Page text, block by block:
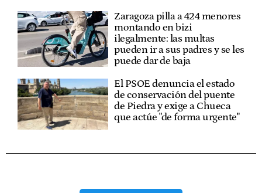
Zaragoza pilla a 424 menores
montando en bizi
ilegalmente: las multas
pueden ir a sus padres y se les
puede dar de baja
El PSOE denuncia el estado
de conservación del puente
de Piedra y exige a Chueca
que actúe "de forma urgente"